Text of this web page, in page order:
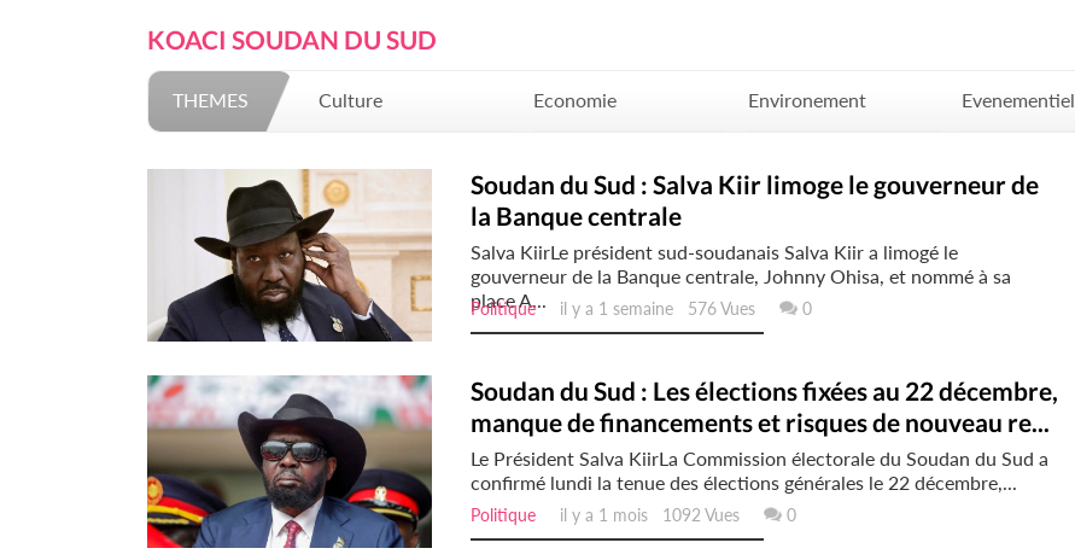
KOACI SOUDAN DU SUD
THEMES Culture Economie Environement Evenementiel
Soudan du Sud : Salva Kiir limoge le gouverneur de
la Banque centrale
Salva KiirLe président sud-soudanais Salva Kiir a limogé le
gouverneur de la Banque centrale, Johnny Ohisa, et nommé à sa
place A...
Politiqueil y a 1 semaine 576 Vues 0
Soudan du Sud : Les élections fixées au 22 décembre,
manque de financements et risques de nouveau re...
Le Président Salva KiirLa Commission électorale du Soudan du Sud a
confirmé lundi la tenue des élections générales le 22 décembre,...
Politique il y a 1 mois 1092 Vues 0